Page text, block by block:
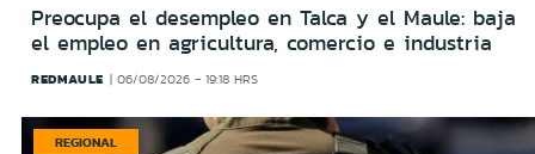
Preocupa el desempleo en Talca y el Maule: baja
el empleo en agricultura, comercio e industria
REDMAULE 06/08/2026 - 19:18 HRS
REGIONAL